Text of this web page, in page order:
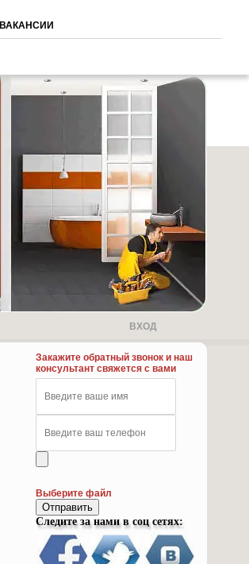
ВАКАНСИИ
ВХОД
Закажите обратный звонок и наш
консультант свяжется с вами
Выберите файл
Отправить
Следите за нами в соц сетях: